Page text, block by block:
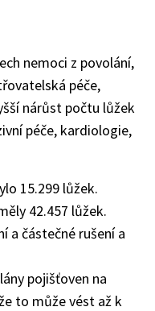
nemoci z povolání,
péče,
nárůst počtu lůžek
péče, kardiologie,
15.299 lůžek.
42.457 lůžek.
a částečné rušení a
pojišťoven na
to může vést až k